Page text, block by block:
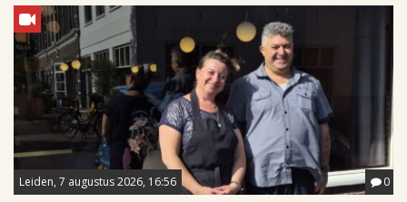
Leiden, 7 augustus 2026, 16:56 0